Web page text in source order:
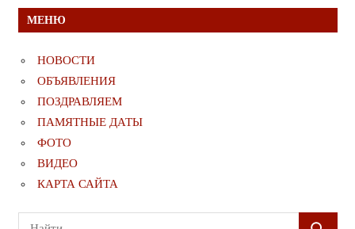
МЕНЮ
НОВОСТИ
ОБЪЯВЛЕНИЯ
ПОЗДРАВЛЯЕМ
ПАМЯТНЫЕ ДАТЫ
ФОТО
ВИДЕО
КАРТА САЙТА
Поиск